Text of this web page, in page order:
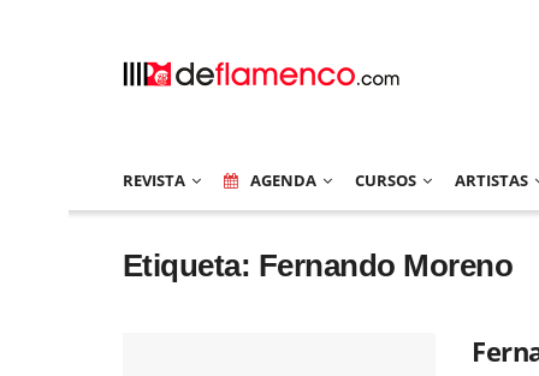
REVISTA AGENDA CURSOS ARTISTAS
Etiqueta: Fernando Moreno